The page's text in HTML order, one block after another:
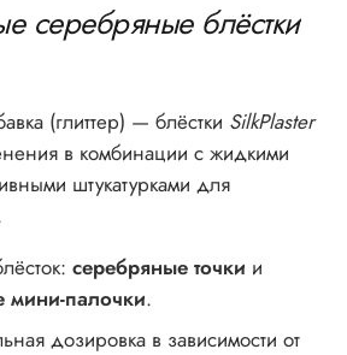
серебряные блёстки
(глиттер) — блёстки SilkPlaster
в комбинации с жидкими
штукатурками для
серебряные точки и
мини-палочки.
дозировка в зависимости от